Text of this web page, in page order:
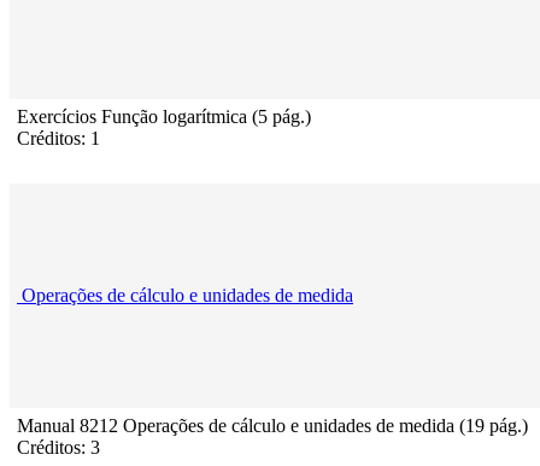
Exercícios Função logarítmica (5 pág.)
Créditos: 1
Operações de cálculo e unidades de medida
Manual 8212 Operações de cálculo e unidades de medida (19 pág.)
Créditos: 3